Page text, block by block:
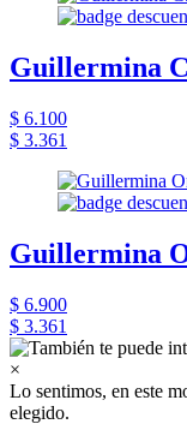
Guillermina
$ 6.100
$ 3.361
Guillermina
$ 6.900
$ 3.361
×
Lo sentimos, en este
elegido.